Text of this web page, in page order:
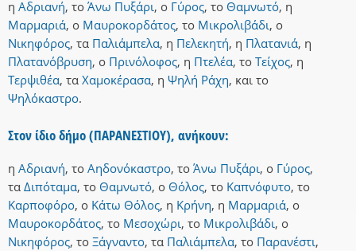
η Αδριανή, το Άνω Πυξάρι, ο Γύρος, το Θαμνωτό, η
Μαρμαριά, ο Μαυροκορδάτος, το Μικρολιβάδι, ο
Νικηφόρος, τα Παλιάμπελα, η Πελεκητή, η Πλατανιά, η
Πλατανόβρυση, ο Πρινόλοφος, η Πτελέα, το Τείχος, η
Τερψιθέα, τα Χαμοκέρασα, η Ψηλή Ράχη, και το
Ψηλόκαστρο.
Στον ίδιο δήμο (ΠΑΡΑΝΕΣΤΙΟΥ), ανήκουν:
η Αδριανή, το Αηδονόκαστρο, το Άνω Πυξάρι, ο Γύρος,
τα Διπόταμα, το Θαμνωτό, ο Θόλος, το Καπνόφυτο, το
Καρποφόρο, ο Κάτω Θόλος, η Κρήνη, η Μαρμαριά, ο
Μαυροκορδάτος, το Μεσοχώρι, το Μικρολιβάδι, ο
Νικηφόρος, το Ξάγναντο, τα Παλιάμπελα, το Παρανέστι,